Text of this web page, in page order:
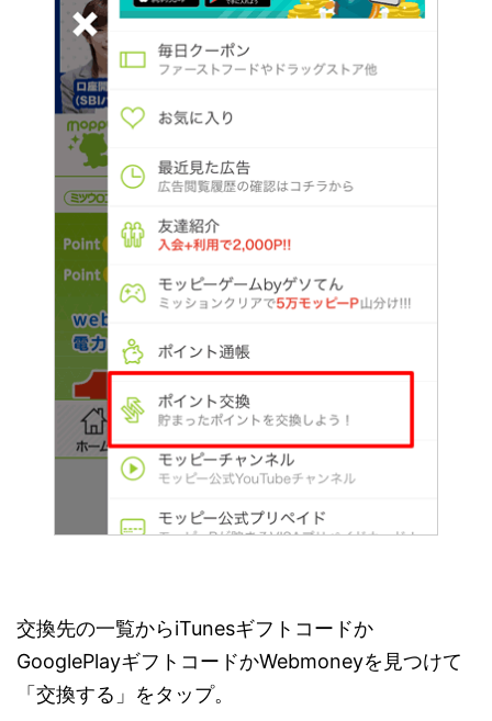
交換先の一覧からiTunesギフトコードか
GooglePlayギフトコードかWebmoneyを見つけて
「交換する」をタップ。